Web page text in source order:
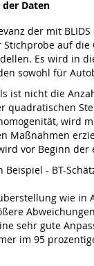
der Daten
der mit
Stichprobe auf
Es wird in
sowohl für
ist nicht die
quadratischen
wird
Maßnahmen
vor Beginn
Beispiel - BT-
wie
sehr gute
im 95